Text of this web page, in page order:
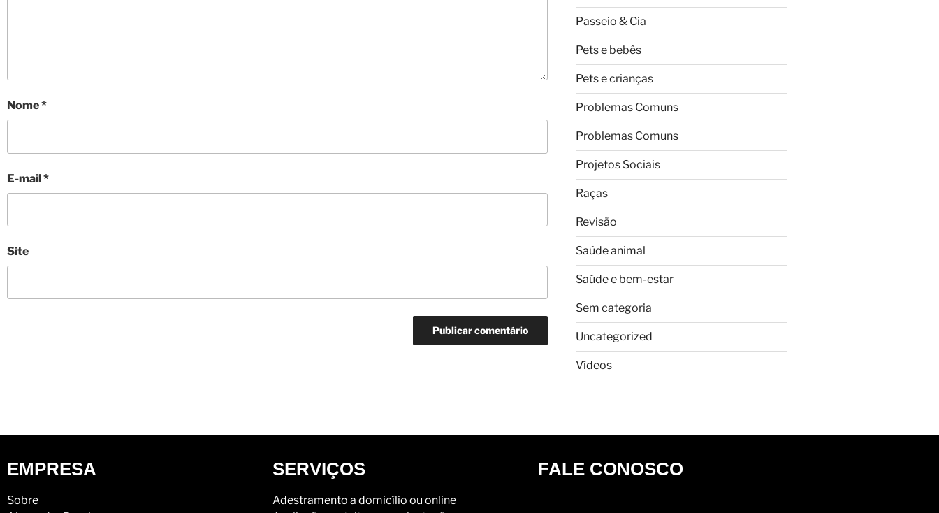
Nome*
E-mail*
Site
Passeio & Cia
Pets e bebês
Pets e crianças
Problemas Comuns
Problemas Comuns
Projetos Sociais
Raças
Revisão
Saúde animal
Saúde e bem-estar
Sem categoria
Uncategorized
Vídeos
EMPRESA
Sobre
SERVIÇOS
Adestramento a domicílio ou online
FALE CONOSCO